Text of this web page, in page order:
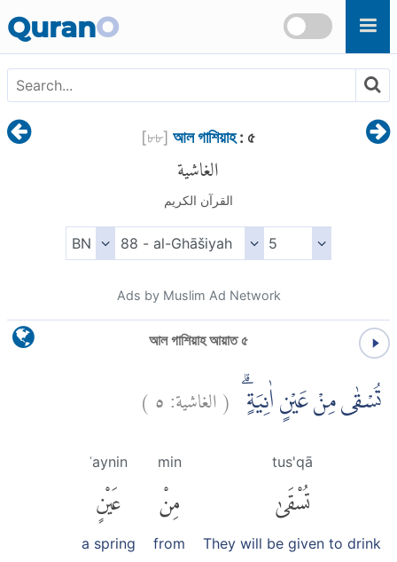
QuranO
[৮৮] আল গাশিয়াহ: ৫
الغاشية
القرآن الكريم
Ads by Muslim Ad Network
আল গাশিয়াহ আয়াত ৫
تُسْقٰى مِنْ عَيْنٍ اٰنِيَةٍ ۗ (الغاشية:٥)
tus'qā
تُسْقَىٰ
They will be given to drink
min
مِنْ
from
ʿaynin
عَيْنٍ
a spring